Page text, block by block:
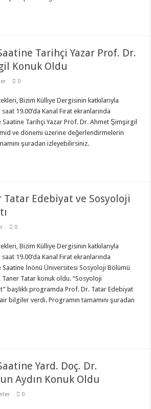
Tarihçi Yazar Prof. Dr.
Konuk Oldu
0
Bizim Külliye Dergisinin katkılarıyla
19.00’da Kanal Fırat ekranlarında
Saatine Tarihçi Yazar Prof. Dr. Ahmet Şimşirgil
ve dönemi üzerine değerlendirmelerin
şuradan izleyebilirsiniz.
Tatar Edebiyat ve Sosyoloji
0
Bizim Külliye Dergisinin katkılarıyla
19.00’da Kanal Fırat ekranlarında
Saatine İnönü Üniversitesi Sosyoloji Bölümü
Tatar konuk oldu. “Sosyoloji
başlıklı programda Prof. Dr. Tatar Edebiyat
bilgiler verdi. Programın tamamını şuradan
Yard. Doç. Dr.
Aydın Konuk Oldu
0